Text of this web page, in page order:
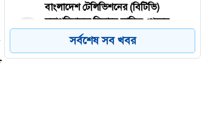
৫
বাংলাদেশ টেলিভিশনের (বিটিভি)
মহাপরিচালক হিসাবে দায়িত্ব পেলেন
সাংবাদিক ও মিডিয়া ব্যক্তিত্ব মিজ কাজী
জেসিন
সর্বশেষ সব খবর